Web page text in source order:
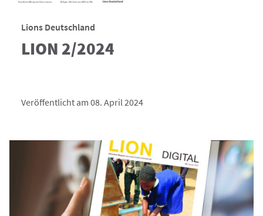
Lions Deutschland
LION 2/2024
Veröffentlicht am 08. April 2024